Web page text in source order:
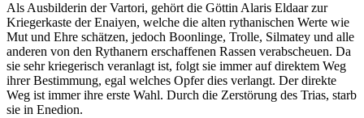
Als Ausbilderin der Vartori, gehört die Göttin Alaris Eldaar zur
Kriegerkaste der Enaiyen, welche die alten rythanischen Werte wie
Mut und Ehre schätzen, jedoch Boonlinge, Trolle, Silmatey und alle
anderen von den Rythanern erschaffenen Rassen verabscheuen. Da
sie sehr kriegerisch veranlagt ist, folgt sie immer auf direktem Weg
ihrer Bestimmung, egal welches Opfer dies verlangt. Der direkte
Weg ist immer ihre erste Wahl. Durch die Zerstörung des Trias, starb
sie in Enedion.